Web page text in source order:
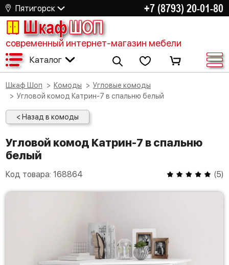
Пятигорск +7 (8793) 20-01-80
ШкафШОП
современный интернет-магазин мебели
Каталог
Шкаф Шоп Комоды
Угловые комоды
Угловой комод Катрин-7 в спальню белый
< Назад в комоды
Угловой комод Катрин-7 в спальню
белый
Код товара: 168864 (5)